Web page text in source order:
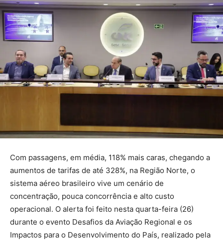
Com passagens, em média, 118% mais caras, chegando a
aumentos de tarifas de até 328%, na Região Norte, o
sistema aéreo brasileiro vive um cenário de
concentração, pouca concorrência e alto custo
operacional. O alerta foi feito nesta quarta-feira (26)
durante o evento Desafios da Aviação Regional e os
Impactos para o Desenvolvimento do País, realizado pela